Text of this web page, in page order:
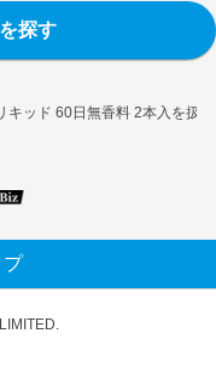
キッド 60日無香料 2本入を扱
探す
プ